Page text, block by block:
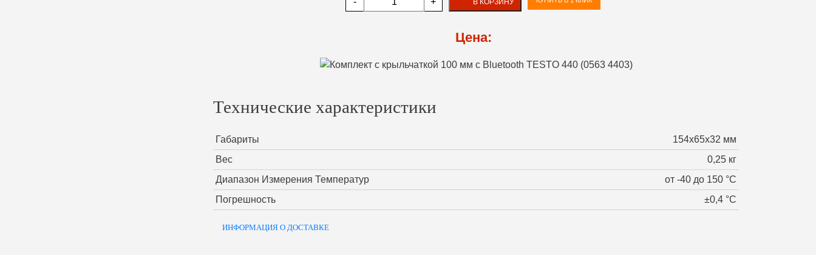
В КОРЗИНУ
Цена:
Технические характеристики
Габариты
154х65х32 мм
Вес
0,25 кг
Диапазон Измерения Температур
от -40 до 150 °С
Погрешность
±0,4 °С
ИНФОРМАЦИЯ О ДОСТАВКЕ